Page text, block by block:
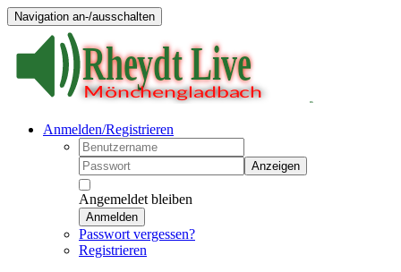
Navigation an-/ausschalten
Anmelden/Registrieren
Anzeigen
Angemeldet bleiben
Anmelden
Passwort vergessen?
Registrieren